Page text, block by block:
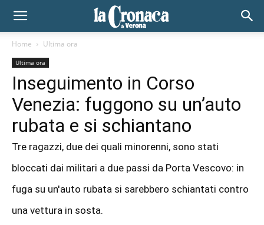
Home Ultima ora
Ultima ora
Inseguimento in Corso
Venezia: fuggono su un’auto
rubata e si schiantano
Tre ragazzi, due dei quali minorenni, sono stati
bloccati dai militari a due passi da Porta Vescovo: in
fuga su un'auto rubata si sarebbero schiantati contro
una vettura in sosta.